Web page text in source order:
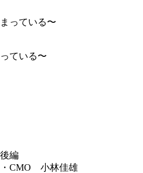
ている〜
編
CMO 小林佳雄